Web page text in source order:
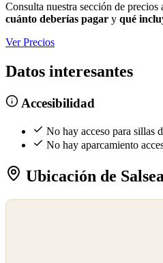
Consulta nuestra sección de precios
cuánto deberías pagar y qué
Ver Precios
Datos interesantes
Accesibilidad
No hay acceso para sillas
No hay aparcamiento
Ubicación de